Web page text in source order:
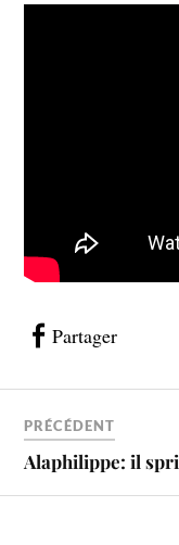
Partager
PRÉCÉDENT
Alaphilippe: il